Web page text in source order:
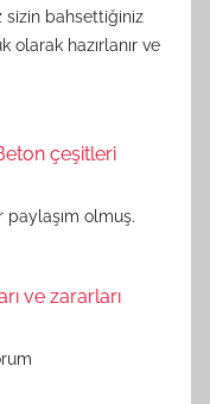
sizin bahsettiğiniz
olarak hazırlanır ve
çeşitleri
paylaşım olmuş.
ve zararları